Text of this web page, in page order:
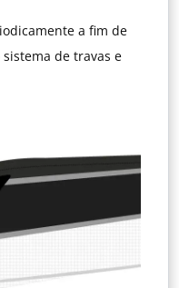
a fim de
de travas e